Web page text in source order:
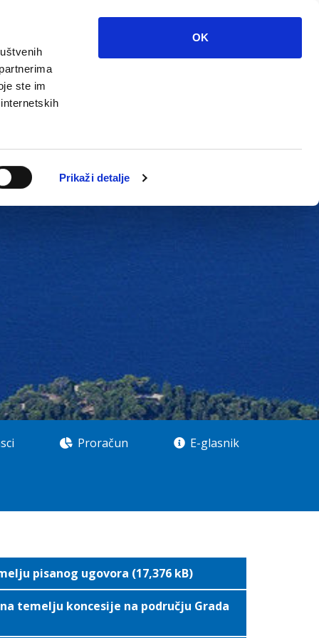
ste im
Prikaži detalje
OK
Proračun E-glasnik
pisanog ugovora (17,376 kB)
temelju koncesije na području Grada